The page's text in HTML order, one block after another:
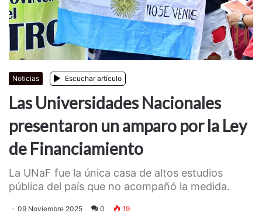
Noticias Escuchar artículo
Las Universidades Nacionales
presentaron un amparo por la Ley
de Financiamiento
La UNaF fue la única casa de altos estudios
pública del país que no acompañó la medida.
09 Noviembre 2025 0 19